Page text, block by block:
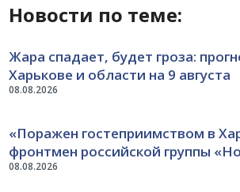
Новости по теме:
08.08.2026
Жара спадает, будет гроза:
Харькове и области на 9 августа
08.08.2026
«Поражен гостеприимством в
фронтмен российской группы